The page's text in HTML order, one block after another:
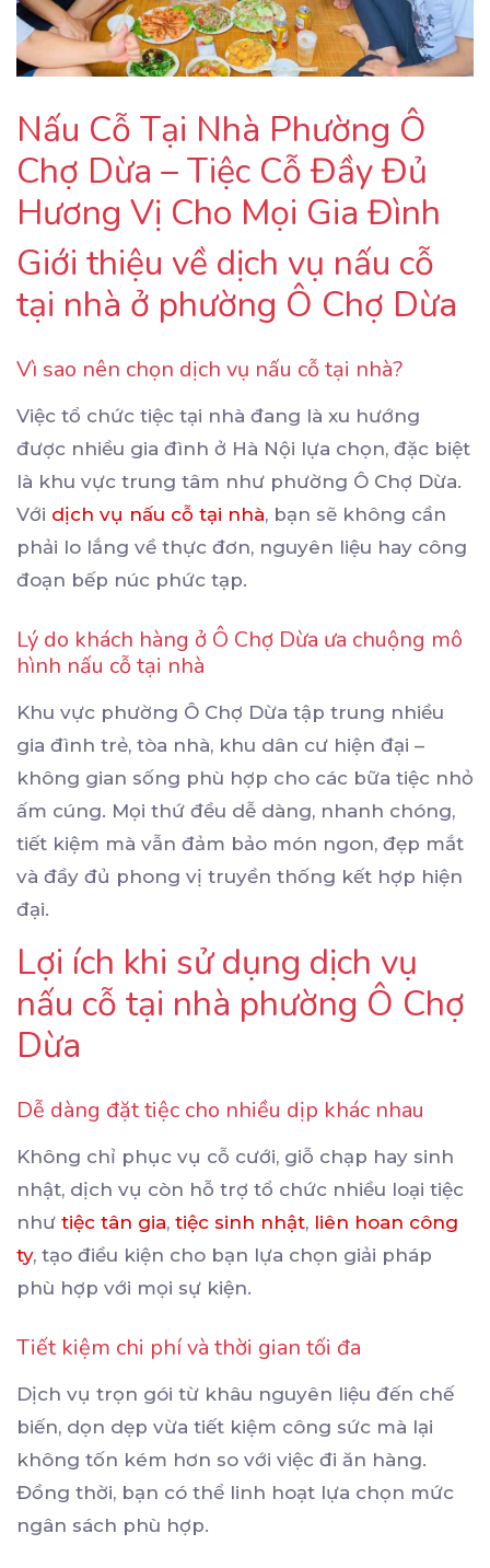
Nấu Cỗ Tại Nhà Phường Ô
Chợ Dừa – Tiệc Cỗ Đầy Đủ
Hương Vị Cho Mọi Gia Đình
Giới thiệu về dịch vụ nấu cỗ
tại nhà ở phường Ô Chợ Dừa
Vì sao nên chọn dịch vụ nấu cỗ tại nhà?
Việc tổ chức tiệc tại nhà đang là xu hướng
được nhiều gia đình ở Hà Nội lựa chọn, đặc biệt
là khu vực trung tâm như phường Ô Chợ Dừa.
Với dịch vụ nấu cỗ tại nhà, bạn sẽ không cần
phải lo lắng về thực đơn, nguyên liệu hay công
đoạn bếp núc phức tạp.
Lý do khách hàng ở Ô Chợ Dừa ưa chuộng mô
hình nấu cỗ tại nhà
Khu vực phường Ô Chợ Dừa tập trung nhiều
gia đình trẻ, tòa nhà, khu dân cư hiện đại –
không gian sống phù hợp cho các bữa tiệc nhỏ
ấm cúng. Mọi thứ đều dễ dàng, nhanh chóng,
tiết kiệm mà vẫn đảm bảo món ngon, đẹp mắt
và đầy đủ phong vị truyền thống kết hợp hiện
đại.
Lợi ích khi sử dụng dịch vụ
nấu cỗ tại nhà phường Ô Chợ
Dừa
Dễ dàng đặt tiệc cho nhiều dịp khác nhau
Không chỉ phục vụ cỗ cưới, giỗ chạp hay sinh
nhật, dịch vụ còn hỗ trợ tổ chức nhiều loại tiệc
như tiệc tân gia, tiệc sinh nhật, liên hoan công
ty, tạo điều kiện cho bạn lựa chọn giải pháp
phù hợp với mọi sự kiện.
Tiết kiệm chi phí và thời gian tối đa
Dịch vụ trọn gói từ khâu nguyên liệu đến chế
biến, dọn dẹp vừa tiết kiệm công sức mà lại
không tốn kém hơn so với việc đi ăn hàng.
Đồng thời, bạn có thể linh hoạt lựa chọn mức
ngân sách phù hợp.